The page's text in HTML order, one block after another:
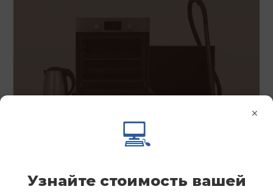
×
💻
Узнайте стоимость вашей